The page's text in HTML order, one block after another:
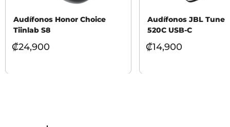
Audífonos Honor Choice
Tiinlab S8
₡24,900
Audífonos JBL Tune
520C USB-C
₡14,900